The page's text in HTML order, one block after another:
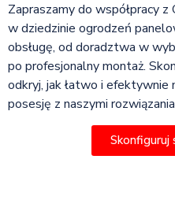
Zapraszamy do współpracy
w dziedzinie ogrodzeń
obsługę, od doradztwa w
po profesjonalny montaż.
odkryj, jak łatwo i efektywnie
posesję z naszymi